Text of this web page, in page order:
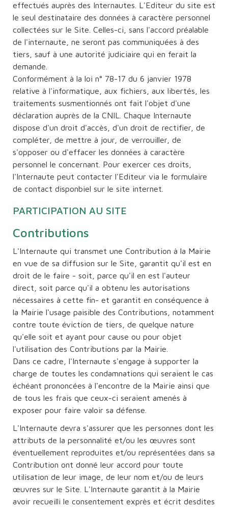
effectués auprès des Internautes. L'Editeur du site est
le seul destinataire des données à caractère personnel
collectées sur le Site. Celles-ci, sans l'accord préalable
de l'internaute, ne seront pas communiquées à des
tiers, sauf à une autorité judiciaire qui en ferait la
demande.
Conformément à la loi n° 78-17 du 6 janvier 1978
relative à l'informatique, aux fichiers, aux libertés, les
traitements susmentionnés ont fait l'objet d'une
déclaration auprès de la CNIL. Chaque Internaute
dispose d'un droit d'accès, d'un droit de rectifier, de
compléter, de mettre à jour, de verrouiller, de
s'opposer ou d'effacer les données à caractère
personnel le concernant. Pour exercer ces droits,
l'Internaute peut contacter l'Editeur via le formulaire
de contact disponbiel sur le site internet.
PARTICIPATION AU SITE
Contributions
L'Internaute qui transmet une Contribution à la Mairie
en vue de sa diffusion sur le Site, garantit qu'il est en
droit de le faire - soit, parce qu'il en est l'auteur
direct, soit parce qu'il a obtenu les autorisations
nécessaires à cette fin- et garantit en conséquence à
la Mairie l'usage paisible des Contributions, notamment
contre toute éviction de tiers, de quelque nature
qu'elle soit et ayant pour cause ou pour objet
l'utilisation des Contributions par la Mairie.
Dans ce cadre, l'Internaute s'engage à supporter la
charge de toutes les condamnations qui seraient le cas
échéant prononcées à l'encontre de la Mairie ainsi que
de tous les frais que ceux-ci seraient amenés à
exposer pour faire valoir sa défense.
L'Internaute devra s'assurer que les personnes dont les
attributs de la personnalité et/ou les œuvres sont
éventuellement reproduites et/ou représentées dans sa
Contribution ont donné leur accord pour toute
utilisation de leur image, de leur nom et/ou de leurs
œuvres sur le Site. L'Internaute garantit à la Mairie
avoir recueilli le consentement exprès et écrit desdites